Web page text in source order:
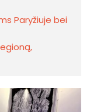
Paryžiuje bei